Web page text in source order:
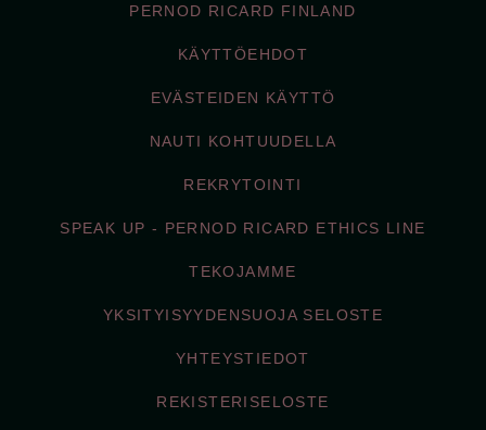
PERNOD RICARD FINLAND
KÄYTTÖEHDOT
EVÄSTEIDEN KÄYTTÖ
NAUTI KOHTUUDELLA
REKRYTOINTI
SPEAK UP - PERNOD RICARD ETHICS LINE
TEKOJAMME
YKSITYISYYDENSUOJA SELOSTE
YHTEYSTIEDOT
REKISTERISELOSTE